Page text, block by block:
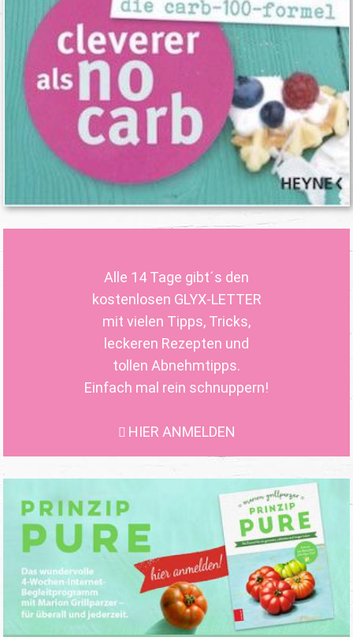
Alle 14 Tage gibt´s den
kostenlosen GLYX-LETTER
mit vielen Tipps, Tricks,
leckeren Rezepten und
tollen Abnehmtipps.
Einfach mal rein schnuppern!
HIER ANMELDEN